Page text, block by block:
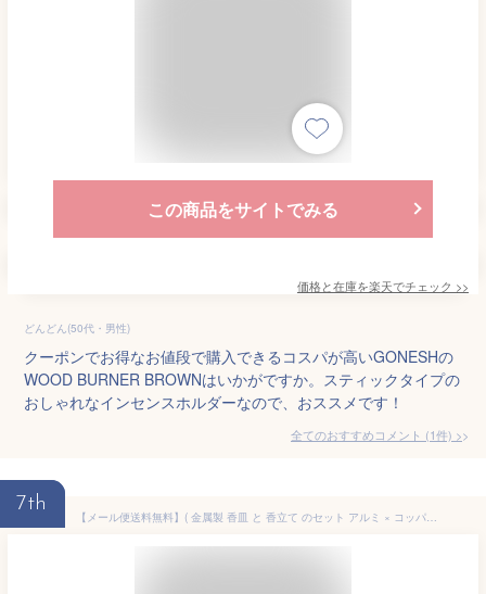
この商品をサイトでみる
価格と在庫を楽天でチェック >>
どんどん(50代・男性)
クーポンでお得なお値段で購入できるコスパが高いGONESHの
WOOD BURNER BROWNはいかがですか。スティックタイプの
おしゃれなインセンスホルダーなので、おススメです！
全てのおすすめコメント (1件) >
7th
【メール便送料無料】( 金属製 香皿 と 香立て のセット アルミ × コッパー ) 大香 お香 香り インセンス ホルダー スタンド メタル お香立て 線香 台 シンプル おしゃれ かわいい 国産 日本 癒し リビング 寝室 リラックス ヨガ ストレッチ 瞑想